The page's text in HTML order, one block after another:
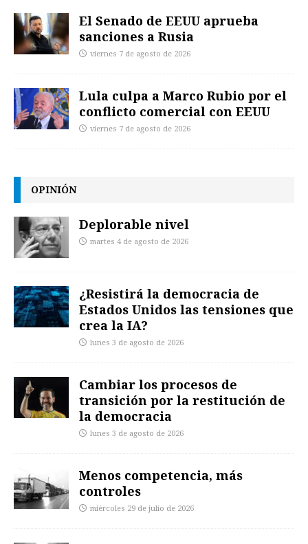
El Senado de EEUU aprueba
sanciones a Rusia
viernes 7 de agosto de 2026
Lula culpa a Marco Rubio por el
conflicto comercial con EEUU
viernes 7 de agosto de 2026
OPINIÓN
Deplorable nivel
martes 4 de agosto de 2026
¿Resistirá la democracia de
Estados Unidos las tensiones que
crea la IA?
lunes 3 de agosto de 2026
Cambiar los procesos de
transición por la restitución de
la democracia
lunes 3 de agosto de 2026
Menos competencia, más
controles
miércoles 29 de julio de 2026